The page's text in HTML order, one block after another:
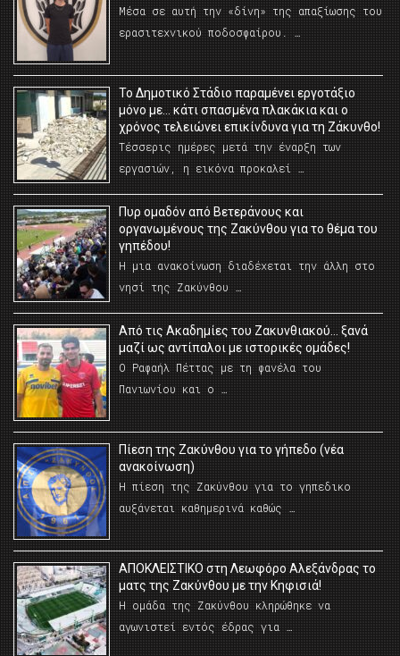
Μέσα σε αυτή την «δίνη» της απαξίωσης του
ερασιτεχνικού ποδοσφαίρου. …
Το Δημοτικό Στάδιο παραμένει εργοτάξιο
μόνο με… κάτι σπασμένα πλακάκια και ο
χρόνος τελειώνει επικίνδυνα για τη Ζάκυνθο!
Τέσσερις ημέρες μετά την έναρξη των
εργασιών, η εικόνα προκαλεί …
Πυρ ομαδόν από Βετεράνους και
οργανωμένους της Ζακύνθου για το θέμα του
γηπέδου!
Η μια ανακοίνωση διαδέχεται την άλλη στο
νησί της Ζακύνθου …
Από τις Ακαδημίες του Ζακυνθιακού… ξανά
μαζί ως αντίπαλοι με ιστορικές ομάδες!
Ο Ραφαήλ Πέττας με τη φανέλα του
Πανιωνίου και ο …
Πίεση της Ζακύνθου για το γήπεδο (νέα
ανακοίνωση)
Η πίεση της Ζακύνθου για το γηπεδικο
αυξάνεται καθημερινά καθώς …
AΠΟΚΛΕΙΣΤΙΚΟ στη Λεωφόρο Αλεξάνδρας το
ματς της Ζακύνθου με την Κηφισιά!
Η ομάδα της Ζακύνθου κληρώθηκε να
αγωνιστεί εντός έδρας για …